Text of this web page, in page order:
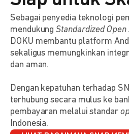
Sebagai penyedia teknologi
mendukungStandardized Open
DOKU membantu platform
sekaligus memungkinkan
dan aman.
Dengan kepatuhan terhadap
terhubung secara mulus ke
pembayaran melalui standar
Indonesia.